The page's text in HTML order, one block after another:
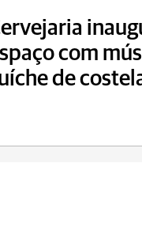
com
de